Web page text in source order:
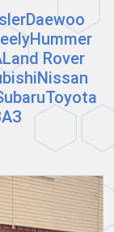
Daewoo
Hummer
Land Rover
Nissan
Toyota